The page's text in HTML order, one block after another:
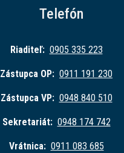
Telefón
Riaditeľ: 0905 335 223
Zástupca OP: 0911 191 230
Zástupca VP: 0948 840 510
Sekretariát: 0948 174 742
Vrátnica: 0911 083 685